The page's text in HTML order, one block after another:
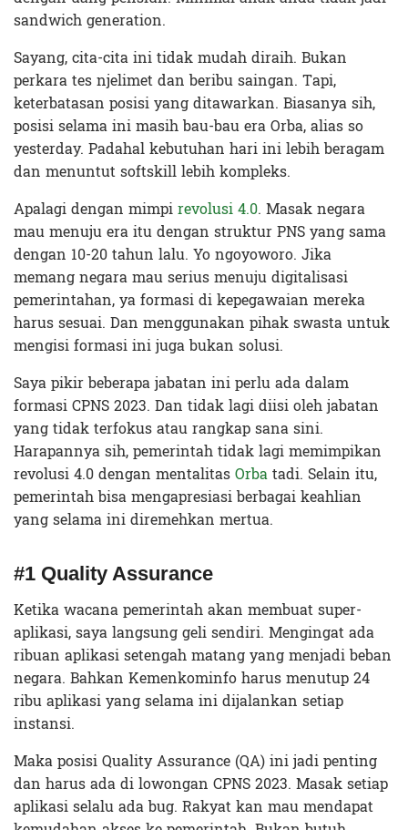
sandwich generation.
Sayang, cita-cita ini tidak mudah diraih. Bukan
perkara tes njelimet dan beribu saingan. Tapi,
keterbatasan posisi yang ditawarkan. Biasanya sih,
posisi selama ini masih bau-bau era Orba, alias so
yesterday. Padahal kebutuhan hari ini lebih beragam
dan menuntut softskill lebih kompleks.
Apalagi dengan mimpirevolusi 4.0. Masak negara
mau menuju era itu dengan struktur PNS yang sama
dengan 10-20 tahun lalu. Yo ngoyoworo. Jika
memang negara mau serius menuju digitalisasi
pemerintahan, ya formasi di kepegawaian mereka
harus sesuai. Dan menggunakan pihak swasta untuk
mengisi formasi ini juga bukan solusi.
Saya pikir beberapa jabatan ini perlu ada dalam
formasi CPNS 2023. Dan tidak lagi diisi oleh jabatan
yang tidak terfokus atau rangkap sana sini.
Harapannya sih, pemerintah tidak lagi memimpikan
revolusi 4.0 dengan mentalitasOrbatadi. Selain itu,
pemerintah bisa mengapresiasi berbagai keahlian
yang selama ini diremehkan mertua.
#1 Quality Assurance
Ketika wacana pemerintah akan membuat super-
aplikasi, saya langsung geli sendiri. Mengingat ada
ribuan aplikasi setengah matang yang menjadi beban
negara. Bahkan Kemenkominfo harus menutup 24
ribu aplikasi yang selama ini dijalankan setiap
instansi.
Maka posisi Quality Assurance (QA) ini jadi penting
dan harus ada di lowongan CPNS 2023. Masak setiap
aplikasi selalu ada bug. Rakyat kan mau mendapat